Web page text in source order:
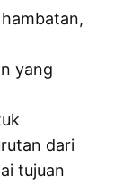
yang
dari
tujuan